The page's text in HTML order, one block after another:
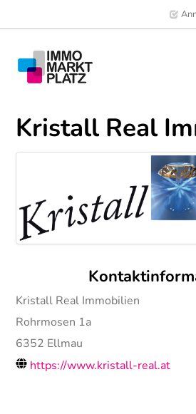
Mitglieder
News
Kristall Real
Kristall Real Immobilien
Rohrmosen 1a
6352 Ellmau
https://www.kristall-real.at